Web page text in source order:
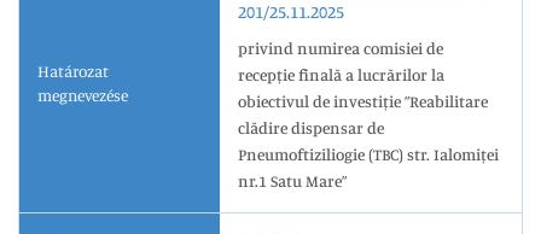
Határozat
megnevezése
201/25.11.2025
privind numirea comisiei de
recepție finală a lucrărilor la
obiectivul de investiție ”Reabilitare
clădire dispensar de
Pneumoftiziliogie (TBC) str. Ialomiței
nr.1 Satu Mare”